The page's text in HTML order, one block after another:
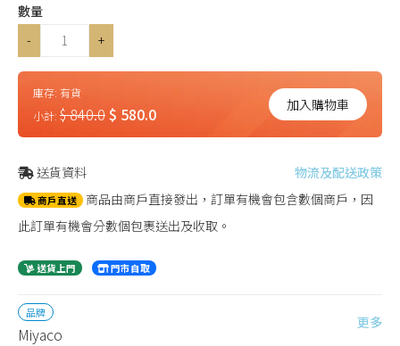
數量
-
+
庫存: 有貨
小計: $ 840.0$ 580.0 加入購物車
送貨資料 物流及配送政策
商戶直送 商品由商戶直接發出，訂單有機會包含數個商戶，因
此訂單有機會分數個包裹送出及收取。
送貨上門 門市自取
品牌
Miyaco
更多